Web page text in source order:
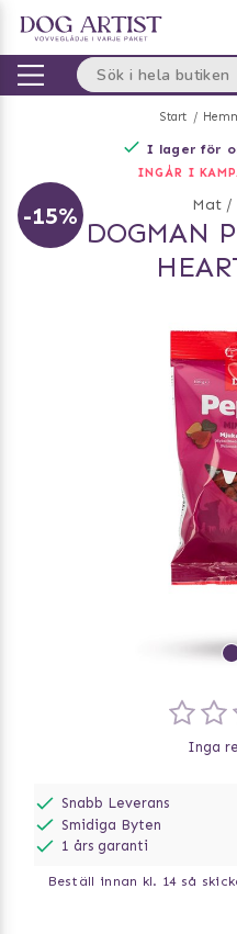
Start
I lager för
INGÅR I
-15% Mat /
DOGMAN
Inga
Snabb Leverans
Smidiga Byten
1 års garanti
Beställ innan kl. 14 så